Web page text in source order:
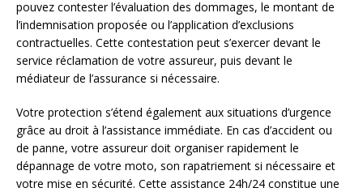
pouvez contester l’évaluation des dommages, le montant de
l’indemnisation proposée ou l’application d’exclusions
contractuelles. Cette contestation peut s’exercer devant le
service réclamation de votre assureur, puis devant le
médiateur de l’assurance si nécessaire.
Votre protection s’étend également aux situations d’urgence
grâce au droit à l’assistance immédiate. En cas d’accident ou
de panne, votre assureur doit organiser rapidement le
dépannage de votre moto, son rapatriement si nécessaire et
votre mise en sécurité. Cette assistance 24h/24 constitue une